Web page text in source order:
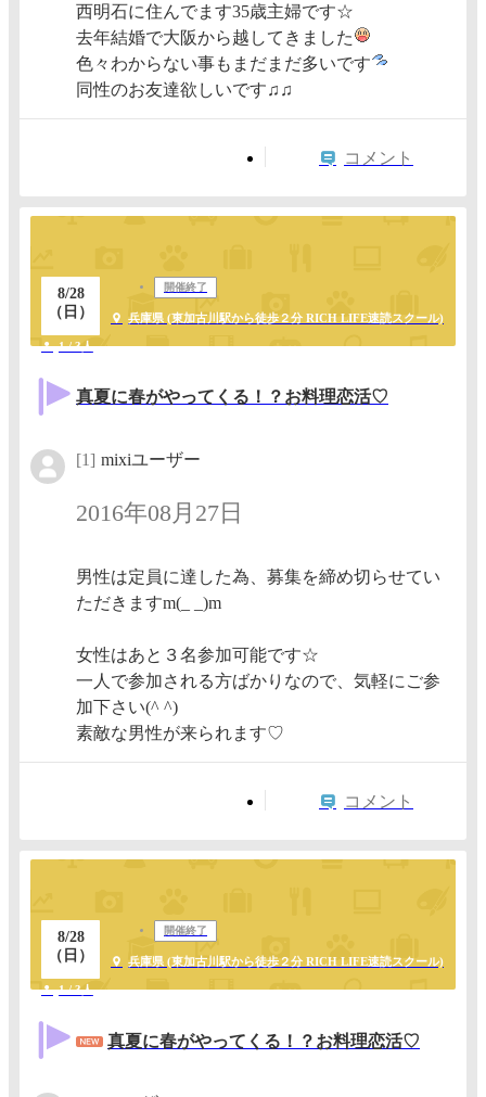
西明石に住んでます35歳主婦です☆
去年結婚で大阪から越してきました
色々わからない事もまだまだ多いです
同性のお友達欲しいです♫♫
コメント
8/28
（日）
開催終了
兵庫県 (東加古川駅から徒歩２分 RICH LIFE速読スクール)
1 / 3人
真夏に春がやってくる！？お料理恋活♡
[1] mixiユーザー
2016年08月27日
男性は定員に達した為、募集を締め切らせてい
ただきますm(_ _)m
女性はあと３名参加可能です☆
一人で参加される方ばかりなので、気軽にご参
加下さい(^ ^)
素敵な男性が来られます♡
コメント
8/28
（日）
開催終了
兵庫県 (東加古川駅から徒歩２分 RICH LIFE速読スクール)
1 / 3人
真夏に春がやってくる！？お料理恋活♡